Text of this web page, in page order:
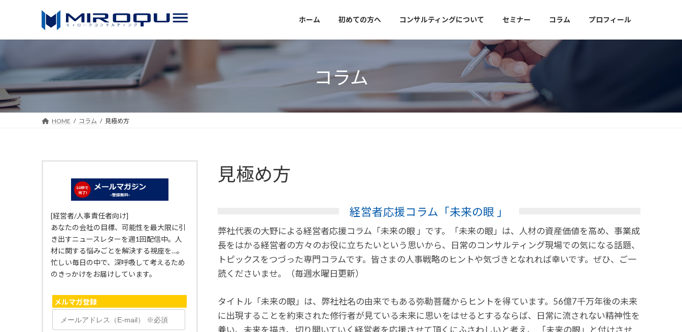
へ
ス
キ
ッ
ョ
ン
に
移
ホーム 初めての方へ コンサルティングについて セミナー コラム プロフィール
コラム
HOME コラム 見極め方
見極め方
経営者応援コラム「未来の眼 」
弊社代表の大野による経営者応援コラム「未来の眼 」です。「未来の眼」は、人材の資産価値を高め、事業成
長をはかる経営者の方々のお役に立ちたいという思いから、日常のコンサルティング現場での気になる話題、
トピックスをつづった専門コラムです。皆さまの人事戦略のヒントや気づきとなれれば幸いです。ぜひ、ご一
読くださいませ。（毎週水曜日更新）
タイトル「未来の眼」は、弊社社名の由来でもある弥勒菩薩からヒントを得ています。56億7千万年後の未来
に出現することを約束された修行者が見ている未来に思いをはせるとするならば、日常に流されない精神性を
養い、未来を描き、切り開いていく経営者を応援させて頂くにふさわしいと考え、 「未来の眼」と付けさせ
[経営者/人事責任者向け]
あなたの会社の目標、可能性を最大限に引
き出すニュースレターを週1回配信中。人
材に関する悩みごとを解決する視座を…。
忙しい毎日の中で、深呼吸して考えるため
のきっかけをお届けしています。
メルマガ登録